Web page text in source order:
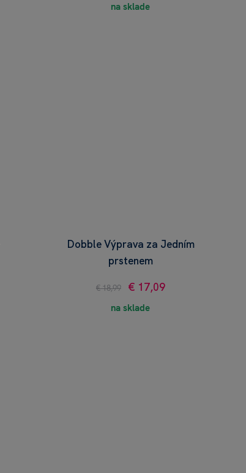
na sklade
Dobble Výprava za Jedním
prstenem
€ 18,99 € 17,09
na sklade